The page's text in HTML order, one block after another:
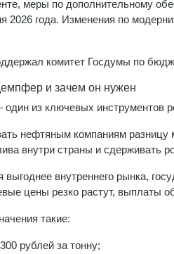
меры по дополнительному
2026 года. Изменения по
комитет Госдумы по
и зачем он нужен
из ключевых инструментов
нефтяным компаниям
внутри страны и сдерживать
выгоднее внутреннего рынка,
цены резко растут, выплаты
такие:
рублей за тонну;